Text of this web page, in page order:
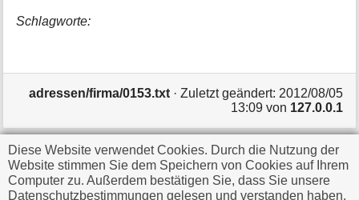
Schlagworte:
Diese Website verwendet Cookies. Durch die Nutzung der
Website stimmen Sie dem Speichern von Cookies auf Ihrem
Computer zu. Außerdem bestätigen Sie, dass Sie unsere
Datenschutzbestimmungen gelesen und verstanden haben.
adressen/firma/0153.txt· Zuletzt geändert: 2012/08/05
13:09von 127.0.0.1
Falls nicht anders bezeichnet, ist der Inhalt dieses Wikis
unter der folgenden Lizenz veröffentlicht:
CC
Attribution-Share Alike 4.0 International